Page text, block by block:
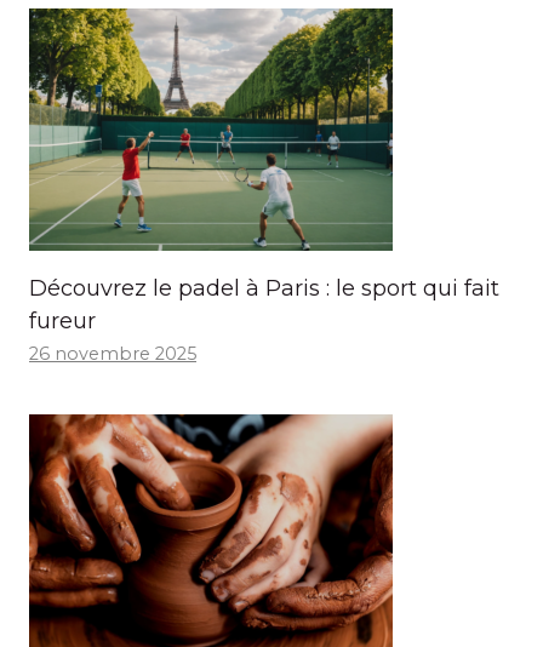
Découvrez le padel à Paris : le sport qui fait
fureur
26 novembre 2025